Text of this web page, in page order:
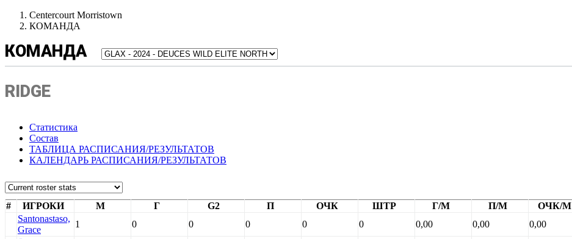
Centercourt Morristown
КОМАНДА
КОМАНДА
RIDGE
Статистика
Состав
ТАБЛИЦА РАСПИСАНИЯ/РЕЗУЛЬТАТОВ
КАЛЕНДАРЬ РАСПИСАНИЯ/РЕЗУЛЬТАТОВ
# ИГРОКИ М Г G2 П ОЧК ШТР Г/М П/М ОЧК/М
Santonastaso,
Grace
1 0 0 0 0 0 0,00 0,00 0,00